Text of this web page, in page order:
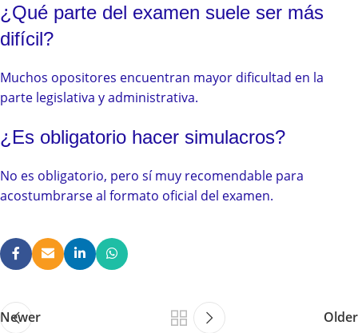
¿Qué parte del examen suele ser más
difícil?
Muchos opositores encuentran mayor dificultad en la
parte legislativa y administrativa.
¿Es obligatorio hacer simulacros?
No es obligatorio, pero sí muy recomendable para
acostumbrarse al formato oficial del examen.
Newer Older